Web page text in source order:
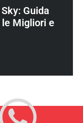
Guida
le Migliori e